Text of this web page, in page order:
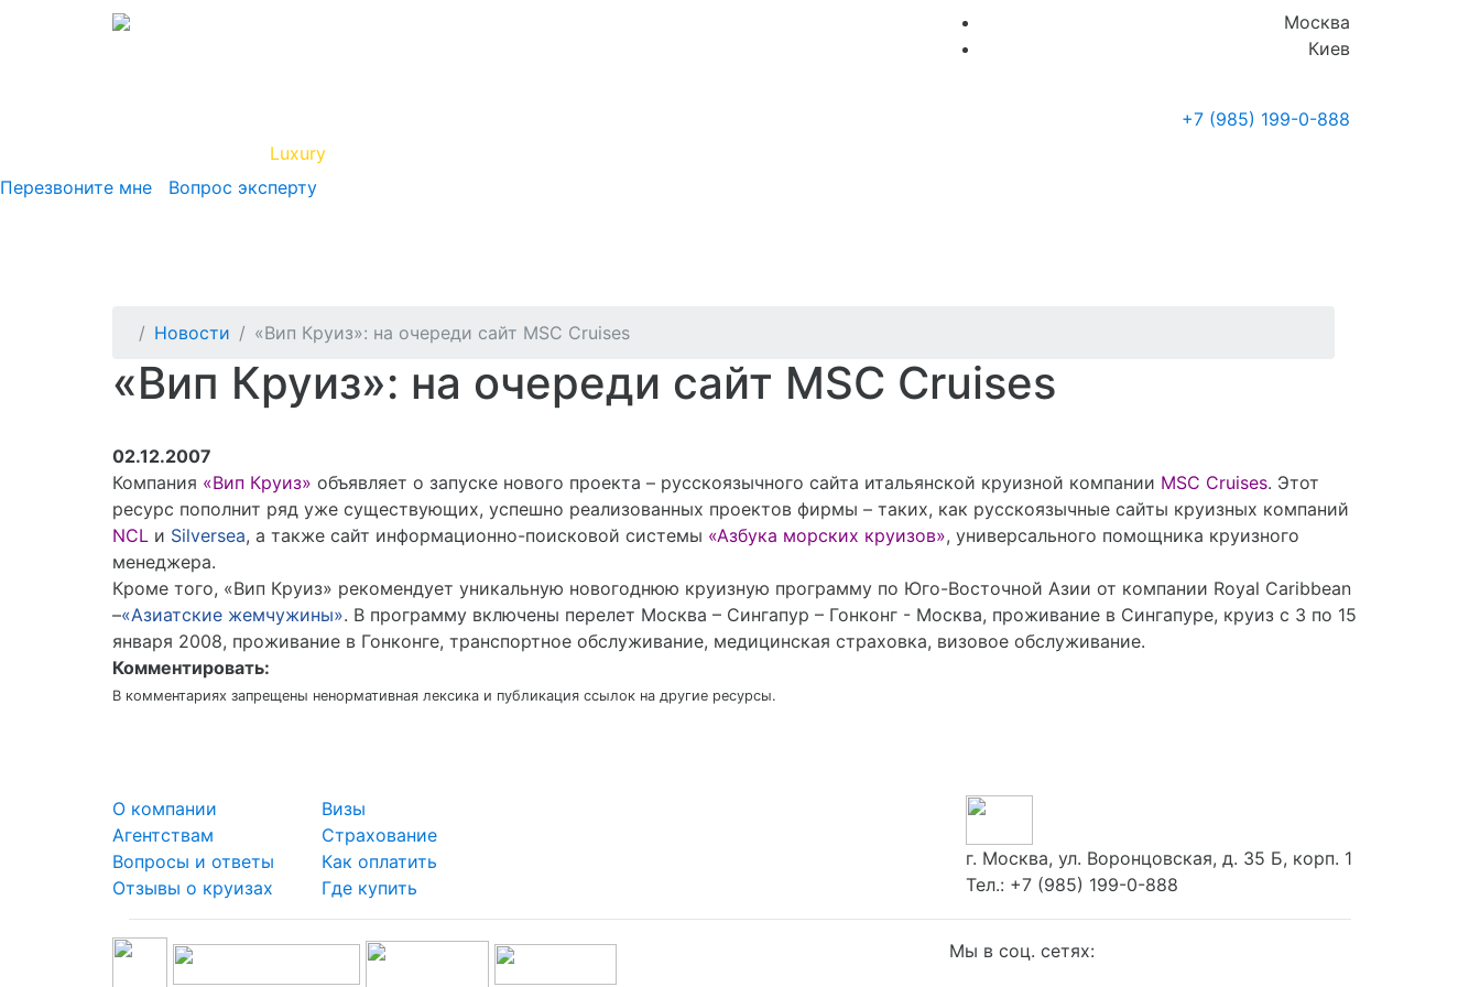
Москва
Киев
+7 (985) 199-0-888
Luxury
Перезвоните мне
Вопрос эксперту
Новости «Вип Круиз»: на очереди сайт MSC Cruises
«Вип Круиз»: на очереди сайт MSC Cruises
02.12.2007
Компания «Вип Круиз» объявляет о запуске нового проекта – русскоязычного сайта итальянской круизной компании MSC Cruises. Этот
ресурс пополнит ряд уже существующих, успешно реализованных проектов фирмы – таких, как русскоязычные сайты круизных компаний
NCL и Silversea, а также сайт информационно-поисковой системы «Азбука морских круизов», универсального помощника круизного
менеджера.
Кроме того, «Вип Круиз» рекомендует уникальную новогоднюю круизную программу по Юго-Восточной Азии от компании Royal Caribbean
–«Азиатские жемчужины». В программу включены перелет Москва – Сингапур – Гонконг - Москва, проживание в Сингапуре, круиз с 3 по 15
января 2008, проживание в Гонконге, транспортное обслуживание, медицинская страховка, визовое обслуживание.
Комментировать:
В комментариях запрещены ненормативная лексика и публикация ссылок на другие ресурсы.
О компании
Агентствам
Вопросы и ответы
Отзывы о круизах
Визы
Страхование
Как оплатить
Где купить
г. Москва, ул. Воронцовская, д. 35 Б, корп. 1
Тел.: +7 (985) 199-0-888
Мы в соц. сетях: